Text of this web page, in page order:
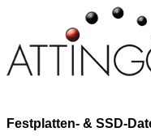
Festplatten- & SSD-